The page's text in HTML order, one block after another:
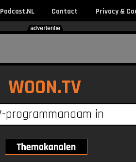
Podcast.NL Contact Privacy &
WOON.TV